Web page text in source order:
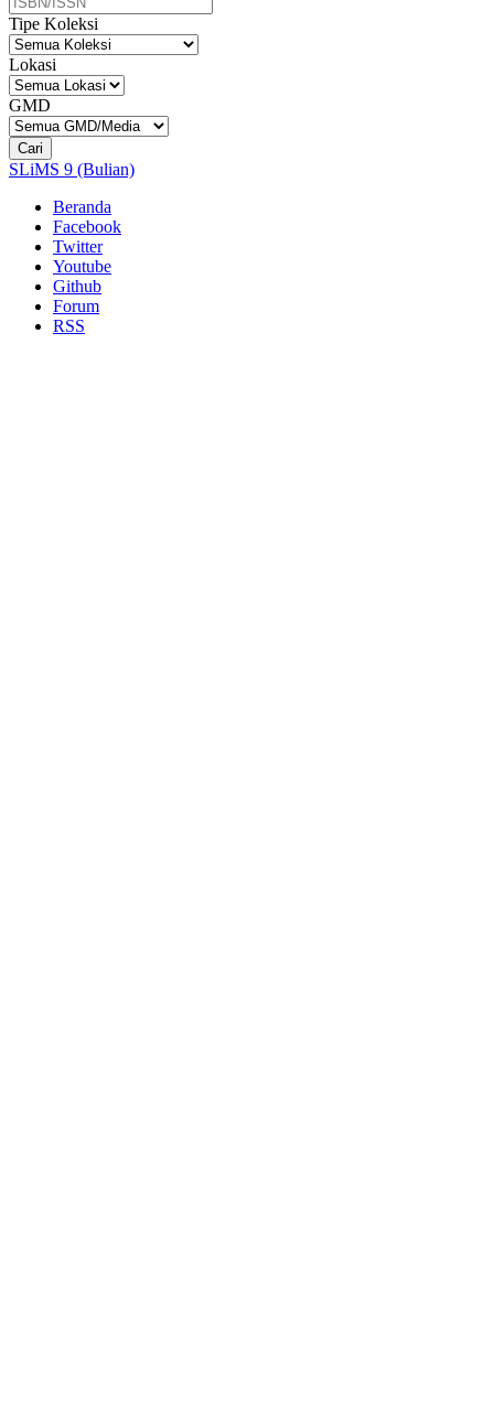
Tipe Koleksi
Lokasi
GMD
Cari
SLiMS 9 (Bulian)
Beranda
Facebook
Twitter
Youtube
Github
Forum
RSS